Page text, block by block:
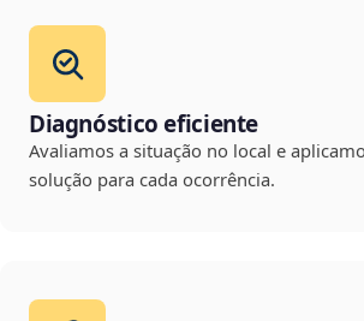
Diagnóstico eficiente
Avaliamos a situação no local e
solução para cada ocorrência.